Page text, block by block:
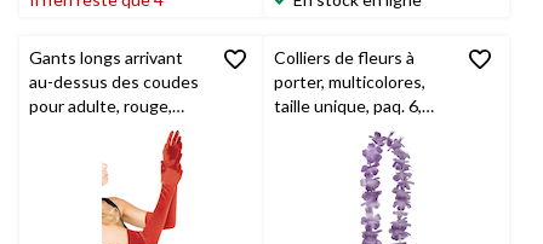
Gants longs arrivant
au-dessus des coudes
pour adulte, rouge,
accessoire de costume
à porter pour
l'Halloween
Colliers de fleurs à
porter, multicolores,
taille unique, paq. 6,
décorations de fêtes